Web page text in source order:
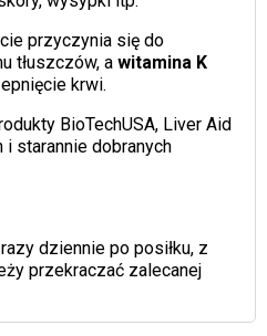
przyczynia się do
tłuszczów, a witamina K
krwi.
BioTechUSA, Liver Aid
i starannie dobranych
dziennie po posiłku, z
przekraczać zalecanej